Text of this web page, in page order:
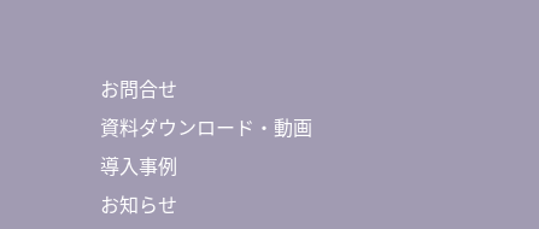
お問合せ
資料ダウンロード・動画
導入事例
お知らせ